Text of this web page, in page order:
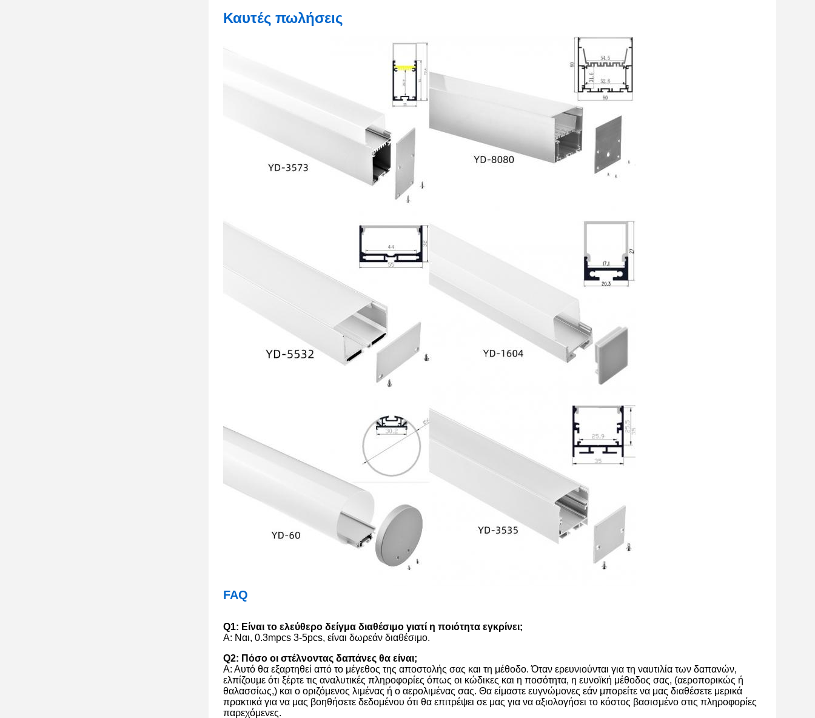
Καυτές πωλήσεις
FAQ
Q1: Είναι το ελεύθερο δείγμα διαθέσιμο γιατί η ποιότητα εγκρίνει;
Α: Ναι, 0.3mpcs 3-5pcs, είναι δωρεάν διαθέσιμο.
Q2: Πόσο οι στέλνοντας δαπάνες θα είναι;
Α: Αυτό θα εξαρτηθεί από το μέγεθος της αποστολής σας και τη μέθοδο. Όταν ερευνιούνται για τη ναυτιλία των δαπανών,
ελπίζουμε ότι ξέρτε τις αναλυτικές πληροφορίες όπως οι κώδικες και η ποσότητα, η ευνοϊκή μέθοδος σας, (αεροπορικώς ή
θαλασσίως,) και ο οριζόμενος λιμένας ή ο αερολιμένας σας. Θα είμαστε ευγνώμονες εάν μπορείτε να μας διαθέσετε μερικά
πρακτικά για να μας βοηθήσετε δεδομένου ότι θα επιτρέψει σε μας για να αξιολογήσει το κόστος βασισμένο στις πληροφορίες
παρεχόμενες.